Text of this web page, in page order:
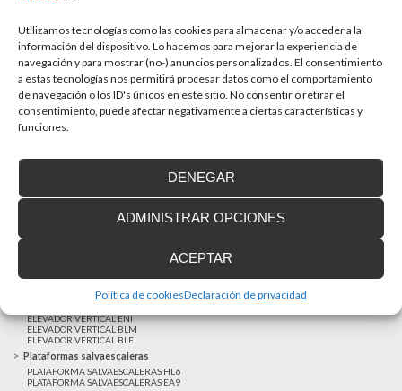
Utilizamos tecnologías como las cookies para almacenar y/o acceder a la
información del dispositivo. Lo hacemos para mejorar la experiencia de
navegación y para mostrar (no-) anuncios personalizados. El consentimiento
a estas tecnologías nos permitirá procesar datos como el comportamiento
de navegación o los ID's únicos en este sitio. No consentir o retirar el
consentimiento, puede afectar negativamente a ciertas características y
funciones.
ACEPTAR
DENEGAR
ADMINISTRAR OPCIONES
Política de cookiesDeclaración de privacidad
MAS NOTICIAS
Elevadores verticales
ELEVADOR VERTICAL ENI
ELEVADOR VERTICAL BLM
ELEVADOR VERTICAL BLE
Plataformas salvaescaleras
PLATAFORMA SALVAESCALERAS HL6
PLATAFORMA SALVAESCALERAS EA9